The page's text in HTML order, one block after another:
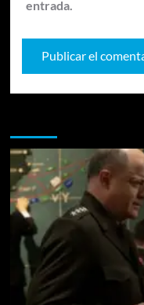
entrada.